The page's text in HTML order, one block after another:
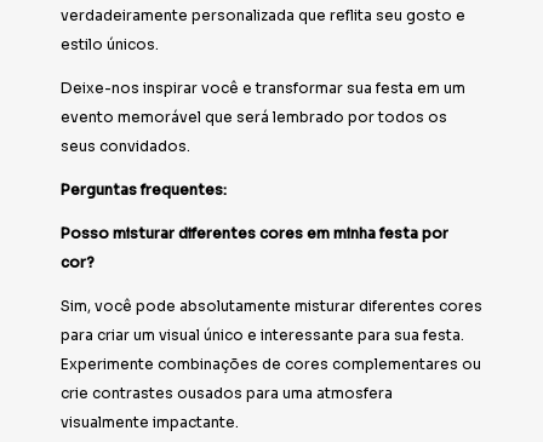
verdadeiramente personalizada que reflita seu gosto e
estilo únicos.
Deixe-nos inspirar você e transformar sua festa em um
evento memorável que será lembrado por todos os
seus convidados.
Perguntas frequentes:
Posso misturar diferentes cores em minha festa por
cor?
Sim, você pode absolutamente misturar diferentes cores
para criar um visual único e interessante para sua festa.
Experimente combinações de cores complementares ou
crie contrastes ousados para uma atmosfera
visualmente impactante.